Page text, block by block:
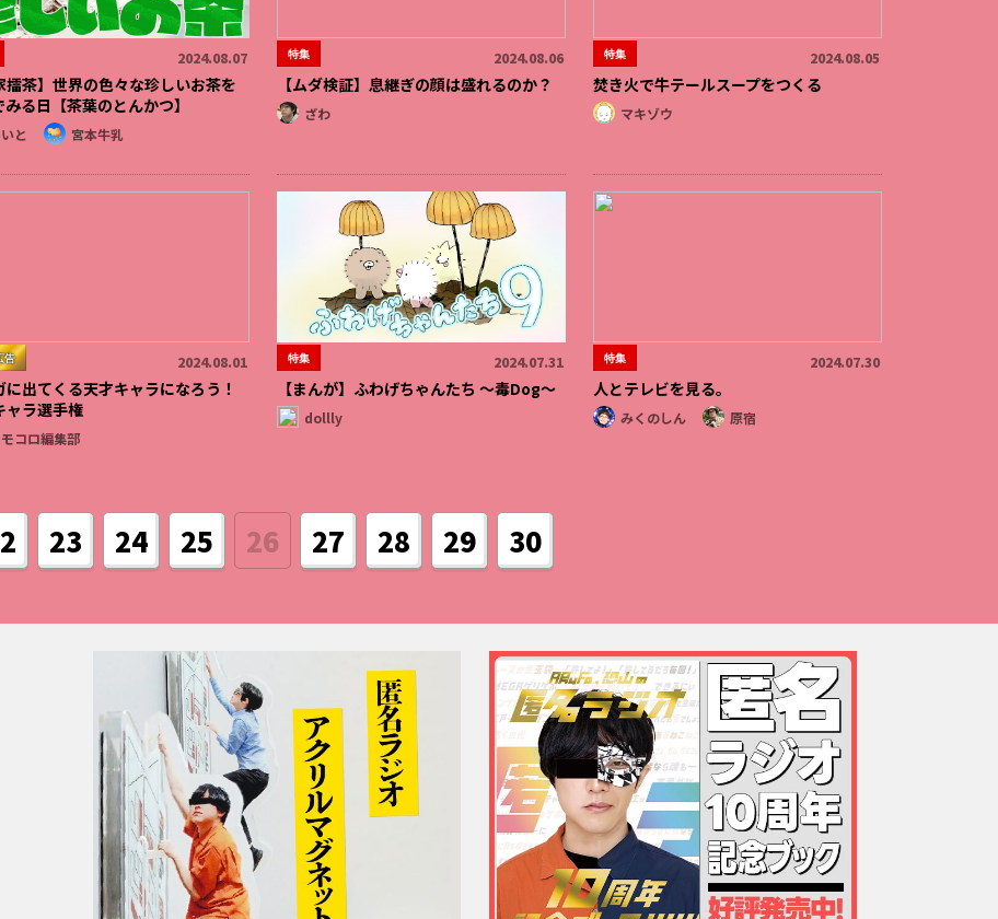
2024.08.07
擂茶】世界の色々な珍しいお茶を
みる日【茶葉のとんかつ】
と 宮本牛乳
特集 2024.08.06
【ムダ検証】息継ぎの顔は盛れるのか？
ざわ
特集 2024.08.05
焚き火で牛テールスープをつくる
マキゾウ
告 2024.08.01
に出てくる天才キャラになろう！
ャラ選手権
コロ編集部
特集 2024.07.31
【まんが】ふわげちゃんたち ～毒Dog～
dollly
特集 2024.07.30
人とテレビを見る。
みくのしん 原宿
23 24 25 26 27 28 29 30